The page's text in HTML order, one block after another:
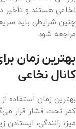
نخاعی هستند و تأخیر
چنین شرایطی باید
مراجعه شود.
بهترین زمان
کانال نخاعی
بهترین زمان استفاده
کمر تحت فشار قرار
میز، رانندگی،